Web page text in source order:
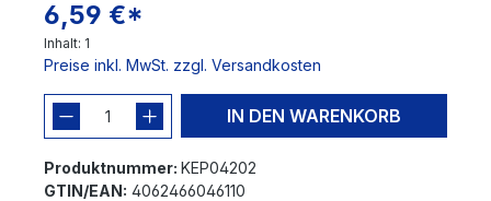
6,59 €*
Inhalt: 1
Preise inkl. MwSt. zzgl. Versandkosten
IN DEN WARENKORB
Produktnummer: KEP04202
GTIN/EAN: 4062466046110